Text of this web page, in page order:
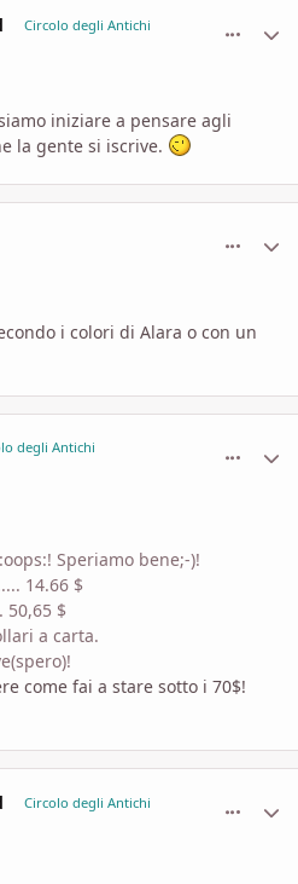
Circolo degli Antichi
iniziare a pensare agli
la gente si iscrive.
i colori di Alara o con un
degli Antichi
Speriamo bene;-)!
14.66 $
50,65 $
a carta.
come fai a stare sotto i 70$!
Circolo degli Antichi